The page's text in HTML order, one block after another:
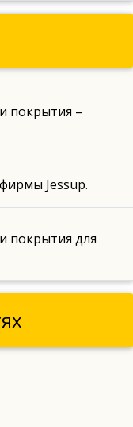
покрытия –
Jessup.
покрытия для